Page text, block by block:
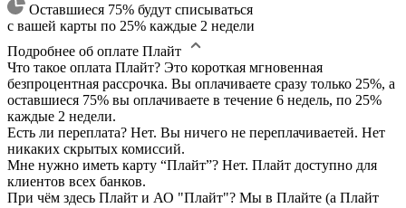
Оставшиеся 75% будут списываться
с вашей карты по 25% каждые 2 недели
Подробнее об оплате Плайт
Что такое оплата Плайт? Это короткая мгновенная
безпроцентная рассрочка. Вы оплачиваете сразу только 25%, а
оставшиеся 75% вы оплачиваете в течение 6 недель, по 25%
каждые 2 недели.
Есть ли переплата? Нет. Вы ничего не переплачиваетей. Нет
никаких скрытых комиссий.
Мне нужно иметь карту “Плайт”? Нет. Плайт доступно для
клиентов всех банков.
При чём здесь Плайт и АО "Плайт"? Мы в Плайте (а Плайт